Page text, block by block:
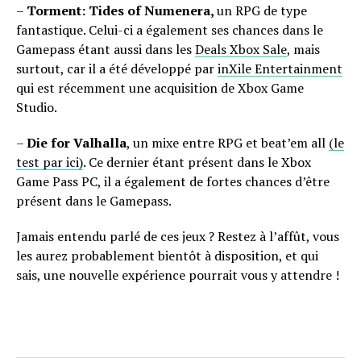
– Torment: Tides of Numenera,un RPG de type
fantastique. Celui-ci a également ses chances dans le
Gamepass étant aussi dans lesDeals Xbox Sale, mais
surtout, car il a été développé parinXile Entertainment
qui est récemment une acquisition de Xbox Game
Studio.
–Die for Valhalla, un mixe entre RPG et beat’em all (le
test par ici). Ce dernier étant présent dans le Xbox
Game Pass PC, il a également de fortes chances d’être
présent dans le Gamepass.
Jamais entendu parlé de ces jeux ? Restez à l’affût, vous
les aurez probablement bientôt à disposition, et qui
sais, une nouvelle expérience pourrait vous y attendre !